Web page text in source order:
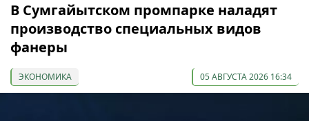
В Сумгайытском промпарке наладят
производство специальных видов
фанеры
ЭКОНОМИКА 05 АВГУСТА 2026 16:34